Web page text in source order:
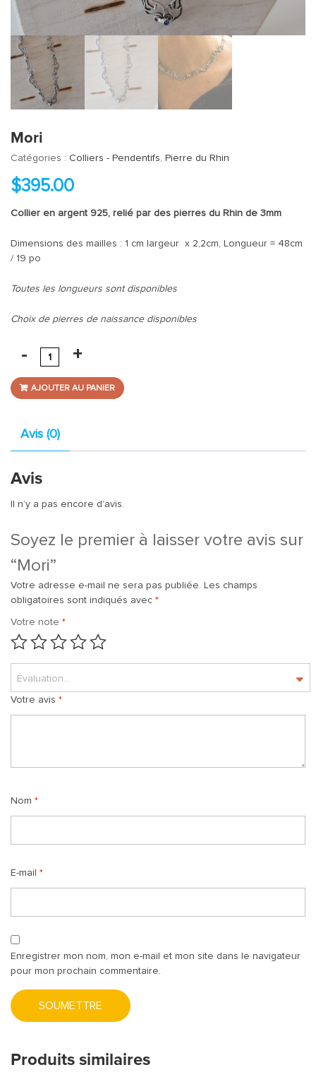
Mori
Catégories : Colliers - Pendentifs, Pierre du Rhin
$395.00
Collier en argent 925, relié par des pierres du Rhin de 3mm
Dimensions des mailles : 1 cm largeur x 2,2cm, Longueur = 48cm
/ 19 po
Toutes les longueurs sont disponibles
Choix de pierres de naissance disponibles
AJOUTER AU PANIER
Avis (0)
Avis
Il n’y a pas encore d’avis.
Soyez le premier à laisser votre avis sur
“Mori”
Votre adresse e-mail ne sera pas publiée. Les champs
obligatoires sont indiqués avec *
Votre note *
Évaluation...
Votre avis *
Nom *
E-mail *
Enregistrer mon nom, mon e-mail et mon site dans le navigateur
pour mon prochain commentaire.
Produits similaires